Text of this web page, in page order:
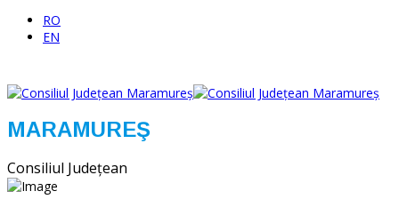
RO
EN
MARAMUREŞ
Consiliul Judeţean